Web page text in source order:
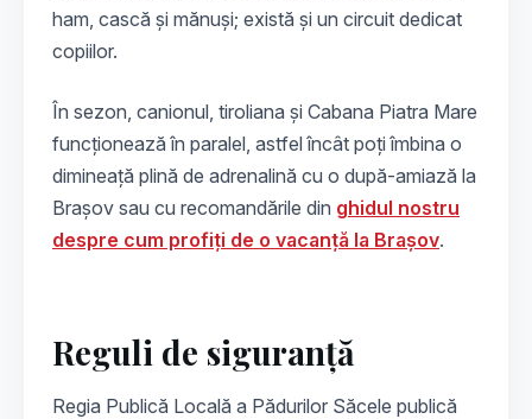
ham, cască și mănuși; există și un circuit dedicat
copiilor.
În sezon, canionul, tiroliana și Cabana Piatra Mare
funcționează în paralel, astfel încât poți îmbina o
dimineață plină de adrenalină cu o după-amiază la
Brașov sau cu recomandările din ghidul nostru
despre cum profiți de o vacanță la Brașov.
Reguli de siguranță
Regia Publică Locală a Pădurilor Săcele publică